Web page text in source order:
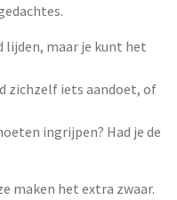
lijden, maar je kunt het
zichzelf iets aandoet, of
ingrijpen? Had je de
maken het extra zwaar.